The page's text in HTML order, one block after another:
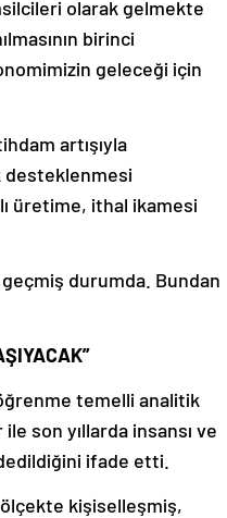
olarak gelmekte
birinci
geleceği için
artışıyla
üretime, ithal ikamesi
durumda. Bundan
temelli analitik
son yıllarda insansı ve
ifade etti.
kişiselleşmiş,